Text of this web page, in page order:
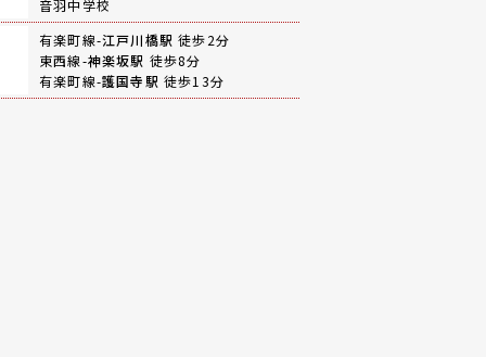
音羽中学校
有楽町線-江戸川橋駅 徒歩2分
東西線-神楽坂駅 徒歩8分
有楽町線-護国寺駅 徒歩13分